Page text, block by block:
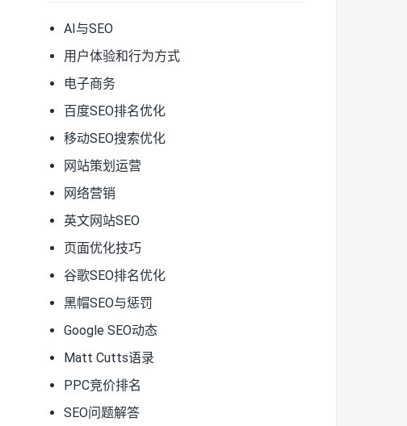
AI与SEO
用户体验和行为方式
电子商务
百度SEO排名优化
移动SEO搜索优化
网站策划运营
网络营销
英文网站SEO
页面优化技巧
谷歌SEO排名优化
黑帽SEO与惩罚
Google SEO动态
Matt Cutts语录
PPC竞价排名
SEO问题解答